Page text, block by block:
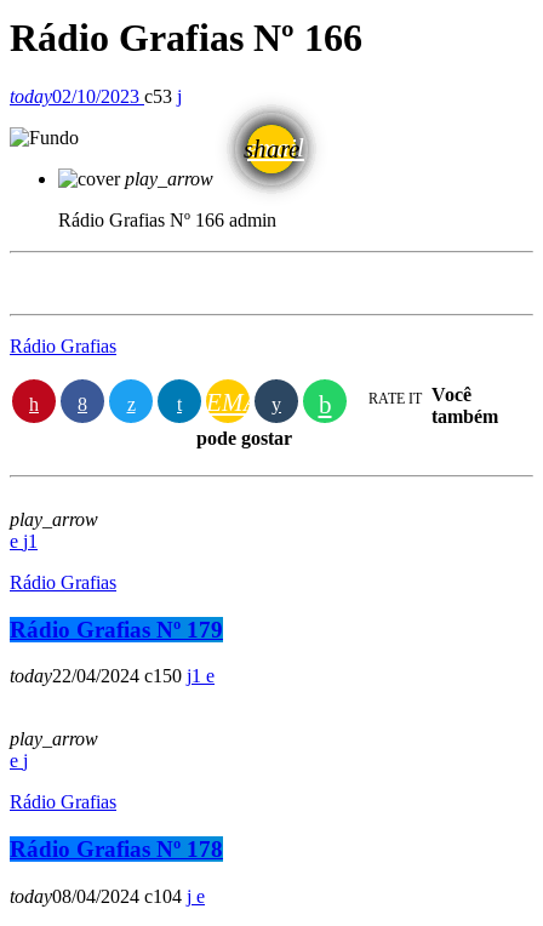
Rádio Grafias Nº 166
today02/10/2023 53
share
email
play_arrow
Rádio Grafias Nº 166 admin
Rádio Grafias
EMAIL RATE IT Você
também
pode gostar
play_arrow
1
Rádio Grafias
Rádio Grafias Nº 179
today22/04/2024 150 1
play_arrow
Rádio Grafias
Rádio Grafias Nº 178
today08/04/2024 104